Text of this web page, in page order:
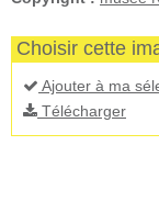
Choisir cette
Ajouter à ma
Télécharger